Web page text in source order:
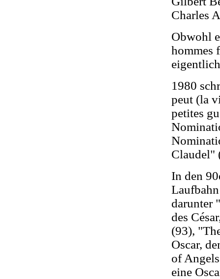
Charles
Obwohl
hommes
1980
peut (la
petites
Claudel"
In den
darunter
des
(93),
Oscar,
of
eine